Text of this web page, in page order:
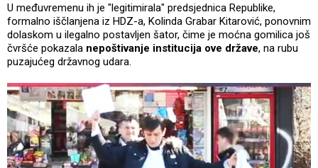
U međuvremenu ih je "legitimirala" predsjednica Republike,
formalno iščlanjena iz HDZ-a, Kolinda Grabar Kitarović, ponovnim
dolaskom u ilegalno postavljen šator, čime je moćna gomilica još
čvršće pokazala nepoštivanje institucija ove države, na rubu
puzajućeg državnog udara.